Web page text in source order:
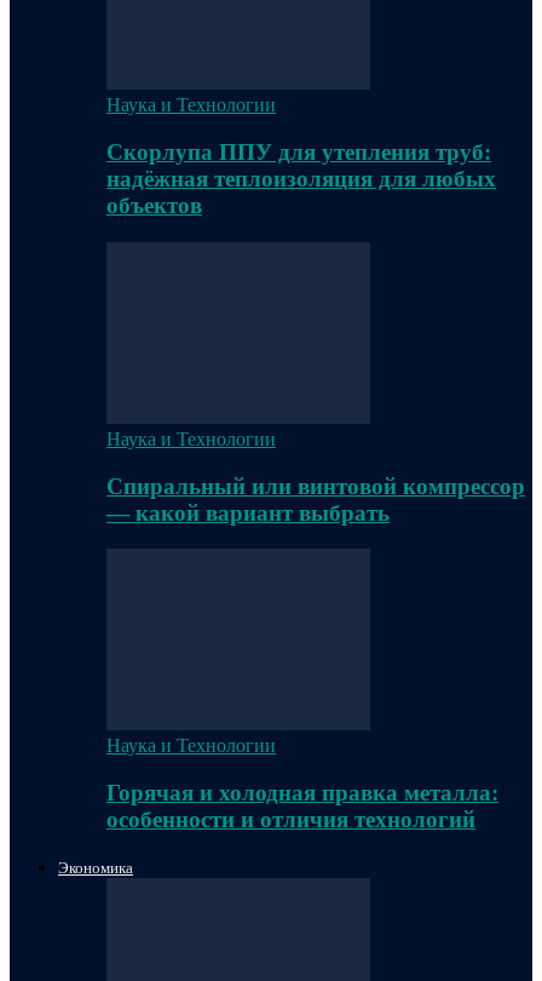
Наука и Технологии
Скорлупа ППУ для утепления труб:
надёжная теплоизоляция для любых
объектов
Наука и Технологии
Спиральный или винтовой компрессор
— какой вариант выбрать
Наука и Технологии
Горячая и холодная правка металла:
особенности и отличия технологий
Экономика